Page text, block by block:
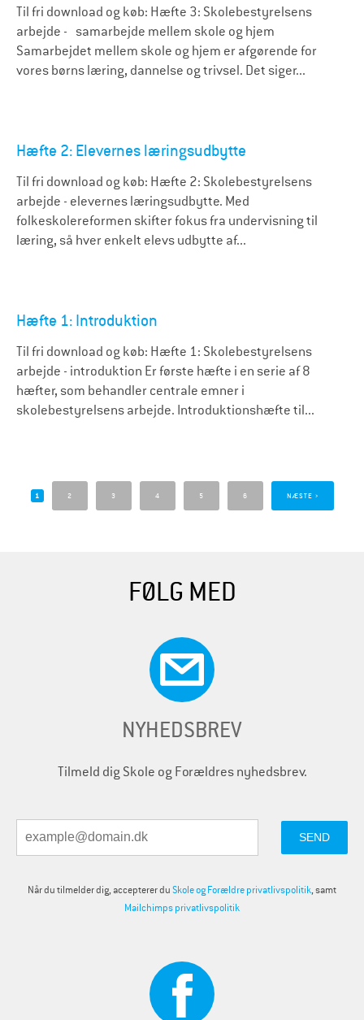
Til fri download og køb: Hæfte 3: Skolebestyrelsens
arbejde - samarbejde mellem skole og hjem
Samarbejdet mellem skole og hjem er afgørende for
vores børns læring, dannelse og trivsel. Det siger...
Hæfte 2: Elevernes læringsudbytte
Til fri download og køb: Hæfte 2: Skolebestyrelsens
arbejde - elevernes læringsudbytte. Med
folkeskolereformen skifter fokus fra undervisning til
læring, så hver enkelt elevs udbytte af...
Hæfte 1: Introduktion
Til fri download og køb: Hæfte 1: Skolebestyrelsens
arbejde - introduktion Er første hæfte i en serie af 8
hæfter, som behandler centrale emner i
skolebestyrelsens arbejde. Introduktionshæfte til...
1 2 3 4 5 6 NÆSTE ›
FØLG MED
NYHEDSBREV
Tilmeld dig Skole og Forældres nyhedsbrev.
Når du tilmelder dig, accepterer duSkole og Forældre privatlivspolitik, samt
Mailchimps privatlivspolitik